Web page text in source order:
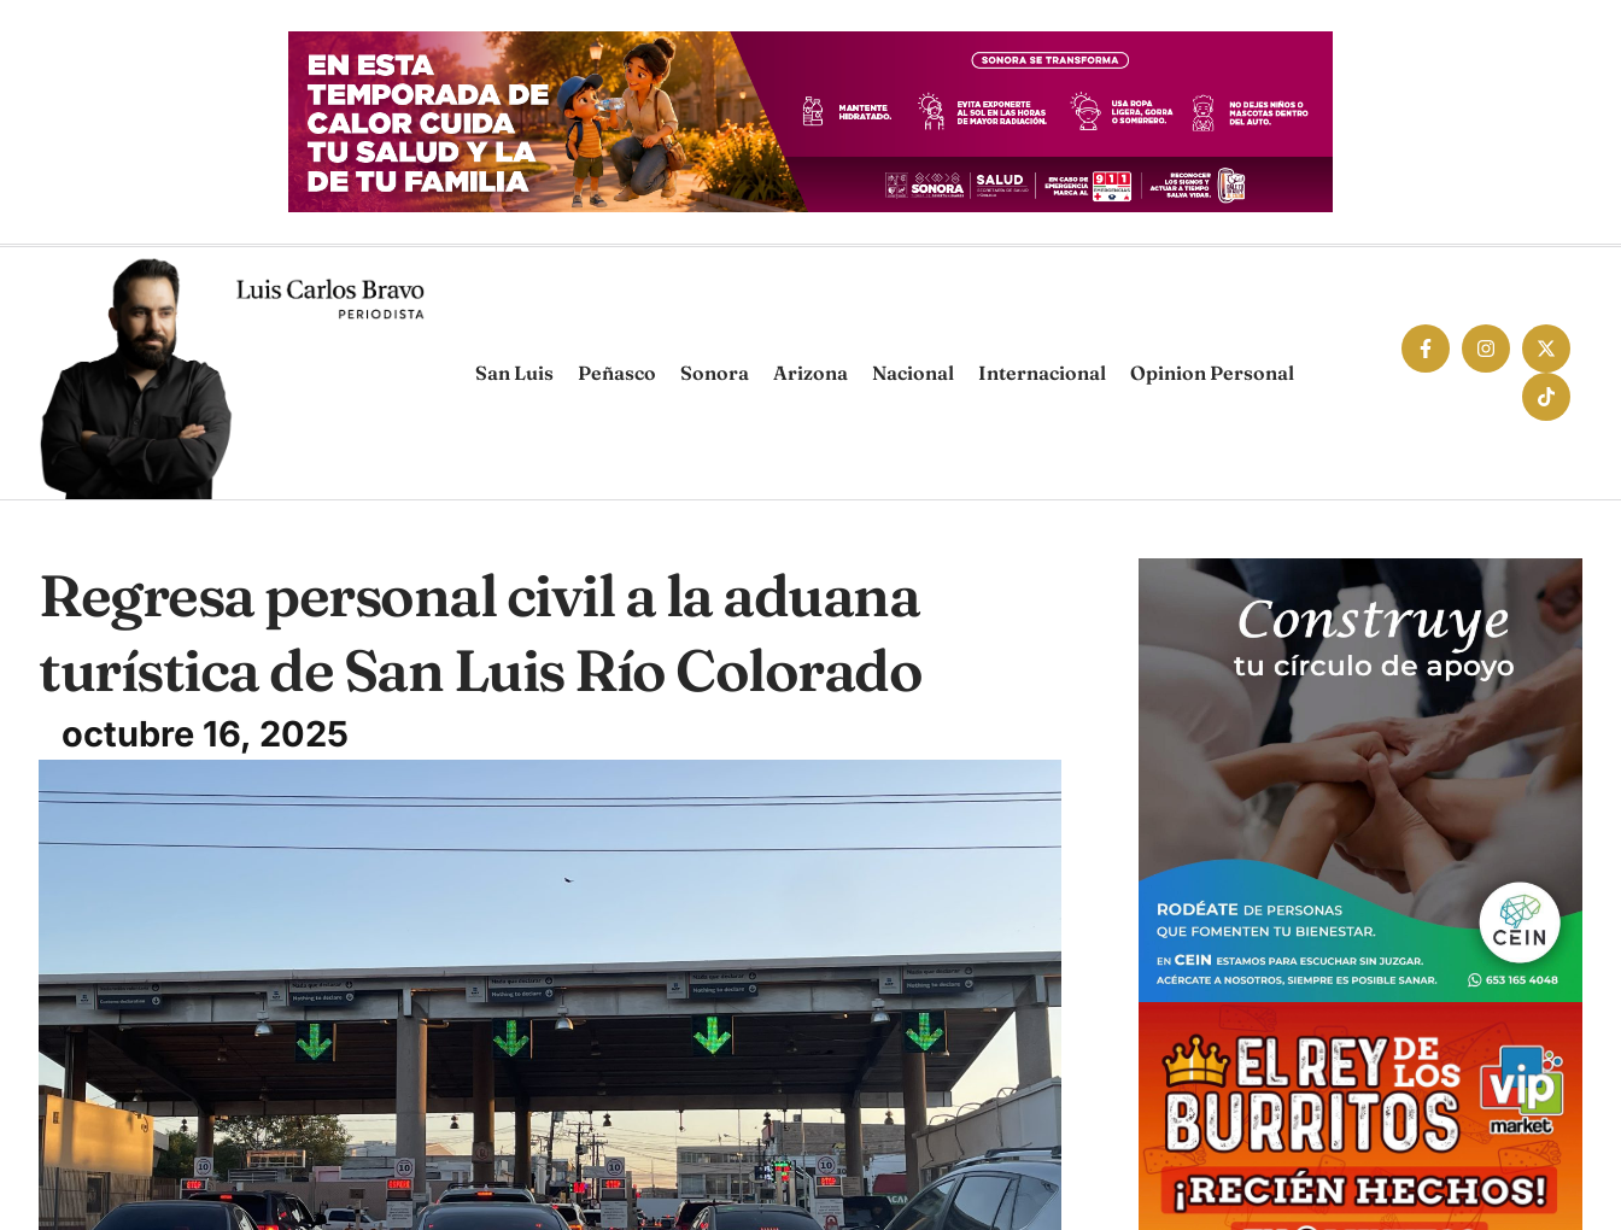
San Luis Peñasco Sonora Arizona Nacional Internacional Opinion Personal
Regresa personal civil a la aduana
turística de San Luis Río Colorado
octubre 16, 2025